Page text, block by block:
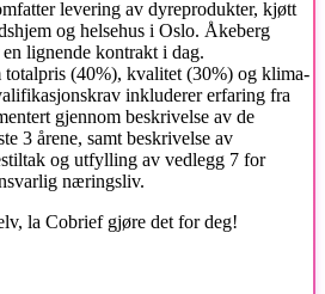
levering av dyreprodukter, kjøtt
og helsehus i Oslo. Åkeberg
lignende kontrakt i dag.
totalpris (40%), kvalitet (30%) og klima-
inkluderer erfaring fra
gjennom beskrivelse av de
3 årene, samt beskrivelse av
og utfylling av vedlegg 7 for
næringsliv.
la Cobrief gjøre det for deg!